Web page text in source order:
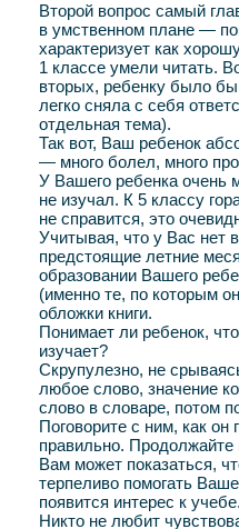
Второй вопрос самый
в умственном плане —
характеризует как
1 классе умели читать.
вторых, ребенку было
легко сняла с себя
отдельная тема).
Так вот, Ваш ребенок
— много болел, много
У Вашего ребенка очень
не изучал. К 5 классу
не справится, это
Учитывая, что у Вас нет
предстоящие летние
образовании Вашего
(именно те, по которым
обложки книги.
Понимает ли ребенок,
изучает?
Скрупулезно, не
любое слово, значение
слово в словаре, потом
Поговорите с ним, как
правильно.
Вам может показаться,
терпеливо помогать
появится интерес к учебе.
Никто не любит